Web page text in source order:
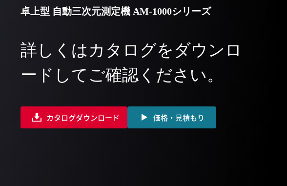
卓上型 自動三次元測定機 AM-1000シリーズ
詳しくはカタログをダウンロ
ードしてご確認ください。
カタログダウンロード 価格・見積もり